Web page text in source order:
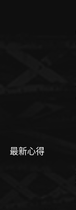
最新心得